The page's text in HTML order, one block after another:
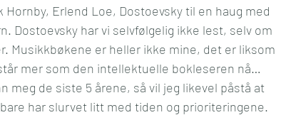
Erlend Loe, Dostoevsky til en haug med
Dostoevsky har vi selvfølgelig ikke lest, selv om
Musikkbøkene er heller ikke mine, det er liksom
mer som den intellektuelle bokleseren nå…
meg de siste 5 årene, så vil jeg likevel påstå at
har slurvet litt med tiden og prioriteringene.